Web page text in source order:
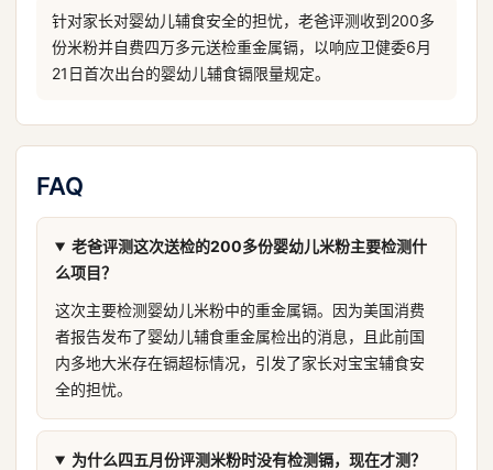
针对家长对婴幼儿辅食安全的担忧，老爸评测收到200多
份米粉并自费四万多元送检重金属镉，以响应卫健委6月
21日首次出台的婴幼儿辅食镉限量规定。
FAQ
老爸评测这次送检的200多份婴幼儿米粉主要检测什
么项目？
这次主要检测婴幼儿米粉中的重金属镉。因为美国消费
者报告发布了婴幼儿辅食重金属检出的消息，且此前国
内多地大米存在镉超标情况，引发了家长对宝宝辅食安
全的担忧。
为什么四五月份评测米粉时没有检测镉，现在才测？